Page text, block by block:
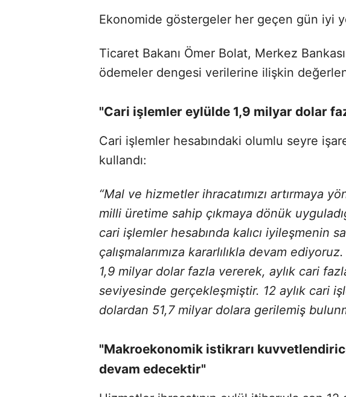
Ekonomide göstergeler her geçen gün iyi
Ticaret Bakanı Ömer Bolat, Merkez
ödemeler dengesi verilerine ilişkin
"Cari işlemler eylülde 1,9 milyar dolar
Cari işlemler hesabındaki olumlu seyre
kullandı:
“Mal ve hizmetler ihracatımızı artırmaya
milli üretime sahip çıkmaya dönük
cari işlemler hesabında kalıcı iyileşmenin
çalışmalarımıza kararlılıkla devam
1,9 milyar dolar fazla vererek, aylık cari
seviyesinde gerçekleşmiştir. 12 aylık cari
dolardan 51,7 milyar dolara gerilemiş
"Makroekonomik istikrarı
devam edecektir"